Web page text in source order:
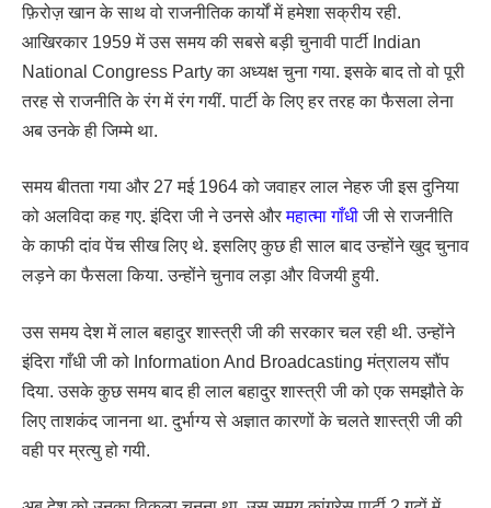
फ़िरोज़ खान के साथ वो राजनीतिक कार्यों में हमेशा सक्रीय रही.
आखिरकार 1959 में उस समय की सबसे बड़ी चुनावी पार्टी Indian
National Congress Party का अध्यक्ष चुना गया. इसके बाद तो वो पूरी
तरह से राजनीति के रंग में रंग गयीं. पार्टी के लिए हर तरह का फैसला लेना
अब उनके ही जिम्मे था.
समय बीतता गया और 27 मई 1964 को जवाहर लाल नेहरु जी इस दुनिया
को अलविदा कह गए. इंदिरा जी ने उनसे औरमहात्मा गाँधीजी से राजनीति
के काफी दांव पेंच सीख लिए थे. इसलिए कुछ ही साल बाद उन्होंने खुद चुनाव
लड़ने का फैसला किया. उन्होंने चुनाव लड़ा और विजयी हुयी.
उस समय देश में लाल बहादुर शास्त्री जी की सरकार चल रही थी. उन्होंने
इंदिरा गाँधी जी को Information And Broadcasting मंत्रालय सौंप
दिया. उसके कुछ समय बाद ही लाल बहादुर शास्त्री जी को एक समझौते के
लिए ताशकंद जानना था. दुर्भाग्य से अज्ञात कारणों के चलते शास्त्री जी की
वही पर म्रत्यु हो गयी.